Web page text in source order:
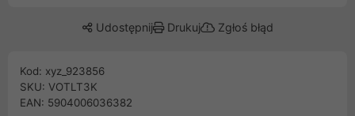
Udostępnij Drukuj Zgłoś błąd
Kod: xyz_923856
SKU: VOTLT3K
EAN: 5904006036382